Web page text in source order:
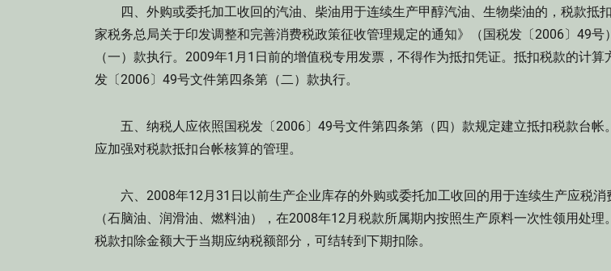
四、外购或委托加工收回的汽油、柴油用于连续生产甲醇汽油、生物柴油的，税款抵
家税务总局关于印发调整和完善消费税政策征收管理规定的通知》（国税发〔2006〕49号
（一）款执行。2009年1月1日前的增值税专用发票，不得作为抵扣凭证。抵扣税款的计算
发〔2006〕49号文件第四条第（二）款执行。
五、纳税人应依照国税发〔2006〕49号文件第四条第（四）款规定建立抵扣税款台帐
应加强对税款抵扣台帐核算的管理。
六、2008年12月31日以前生产企业库存的外购或委托加工收回的用于连续生产应税消
（石脑油、润滑油、燃料油），在2008年12月税款所属期内按照生产原料一次性领用处理
税款扣除金额大于当期应纳税额部分，可结转到下期扣除。